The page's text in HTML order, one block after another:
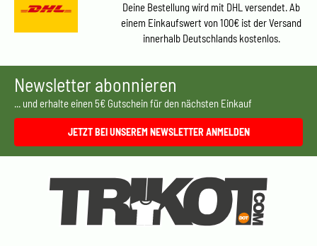
Deine Bestellung wird mit DHL versendet. Ab
einem Einkaufswert von 100€ ist der Versand
innerhalb Deutschlands kostenlos.
Newsletter abonnieren
... und erhalte einen 5€ Gutschein für den nächsten Einkauf
JETZT BEI UNSEREM NEWSLETTER ANMELDEN